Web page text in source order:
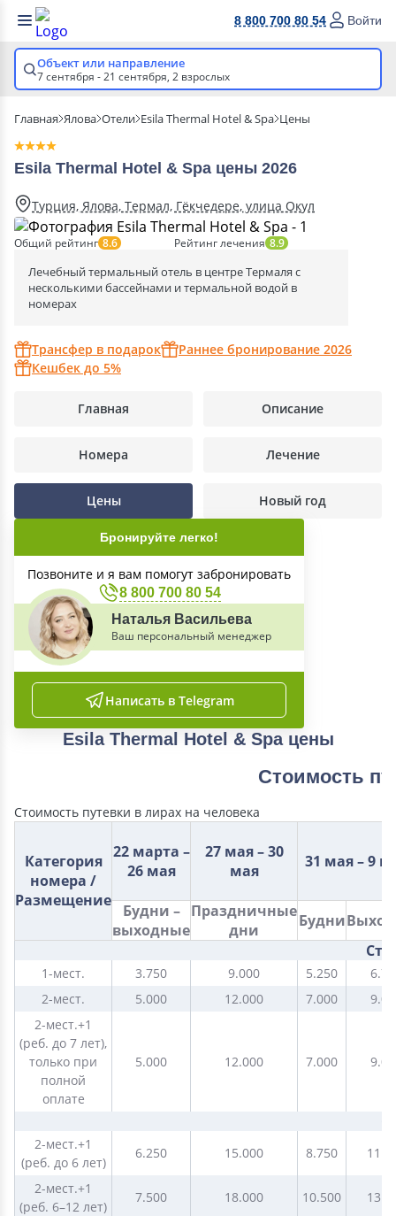
8 800 700 80 54 Войти
Объект или направление
7 сентября - 21 сентября, 2 взрослых
Главная Ялова Отели Esila Thermal Hotel & Spa Цены
Esila Thermal Hotel & Spa цены 2026
Турция, Ялова, Термал, Гёкчедере, улица Окул
Рейтинг лечения 8.9
Общий рейтинг 8.6
Лечебный термальный отель в центре Термаля с
несколькими бассейнами и термальной водой в
номерах
Трансфер в подарок
Раннее бронирование 2026
Кешбек до 5%
Главная Описание
Номера Лечение
Цены Новый год
Бронируйте легко!
Позвоните и я вам помогут забронировать
8 800 700 80 54
Наталья Васильева
Ваш персональный менеджер
Написать в Telegram
Esila Thermal Hotel & Spa цены
Стоимость
Стоимость путевки в лирах на человека
Категория
номера /
Размещение
22 марта –
26 мая
27 мая – 30
мая
31 мая – 9
Будни –
выходные
Праздничные
дни
Будни
1-мест. 3.750 9.000 5.250
2-мест.
5.000 12.000 7.000
2-мест.+1
(реб. до 7 лет),
только при
полной
оплате
5.000 12.000 7.000
2-мест.+1
(реб. до 6 лет)
6.250 15.000 8.750
2-мест.+1
(реб. 6–12 лет)
7.500 18.000 10.500